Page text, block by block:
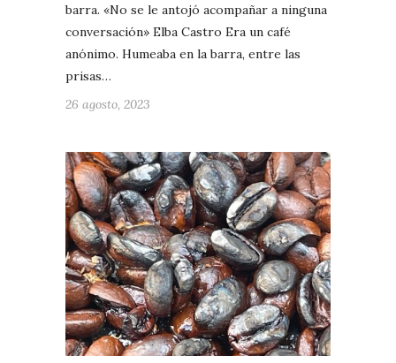
barra. «No se le antojó acompañar a ninguna
conversación» Elba Castro Era un café
anónimo. Humeaba en la barra, entre las
prisas…
26 agosto, 2023